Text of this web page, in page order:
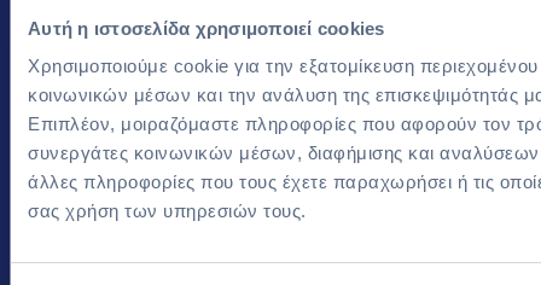
Αυτή η ιστοσελίδα χρησιμοποιεί cookies
Χρησιμοποιούμε cookie για την εξατομίκευση
κοινωνικών μέσων και την ανάλυση της επισκεψιμότητάς
Επιπλέον, μοιραζόμαστε πληροφορίες που αφορούν τον
συνεργάτες κοινωνικών μέσων, διαφήμισης και
άλλες πληροφορίες που τους έχετε παραχωρήσει ή τις
σας χρήση των υπηρεσιών τους.
Βάση Βιογραφικών
Εργαλεία Προβολής
Recruitment Services
Οδηγός Καριέρας
Blog
FAQ για Εργοδότες
Για υποψηφίους Εταιρεία